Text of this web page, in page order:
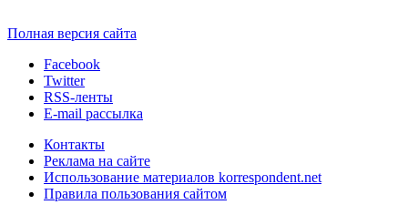
Полная версия сайта
Facebook
Twitter
RSS-ленты
E-mail рассылка
Контакты
Реклама на сайте
Использование материалов korrespondent.net
Правила пользования сайтом